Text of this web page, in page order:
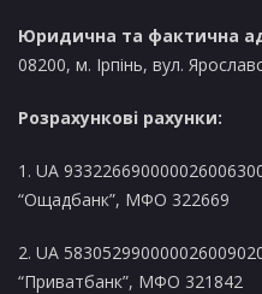
Юридична та фактична
08200, м. Ірпінь, вул.
Розрахункові рахунки:
1. UA
“Ощадбанк”, МФО 322669
2. UA
“Приватбанк”, МФО 321842